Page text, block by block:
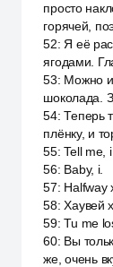
просто
горячей,
52: Я её
ягодами.
53: Можно
шоколада.
54:Теперь
плёнку, и
55:Tell me,
56: Baby, i.
57: Halfway
58:Хаувей
59:Tu me
60: Вы
же, очень